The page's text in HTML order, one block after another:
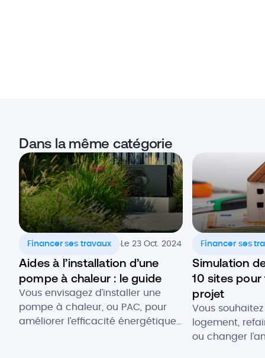
Dans la même catégorie
Financer ses travaux Le 23 Oct. 2024
Aides à l’installation d’une
pompe à chaleur : le guide
Vous envisagez d’installer une
pompe à chaleur, ou PAC, pour
améliorer l’efficacité énergétique
Financer ses
Simulation
10 sites
projet
Vous
logement,
ou changer